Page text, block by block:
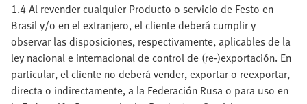
1.4 Al revender cualquier Producto o servicio de Festo en
Brasil y/o en el extranjero, el cliente deberá cumplir y
observar las disposiciones, respectivamente, aplicables de la
ley nacional e internacional de control de (re-)exportación. En
particular, el cliente no deberá vender, exportar o reexportar,
directa o indirectamente, a la Federación Rusa o para uso en